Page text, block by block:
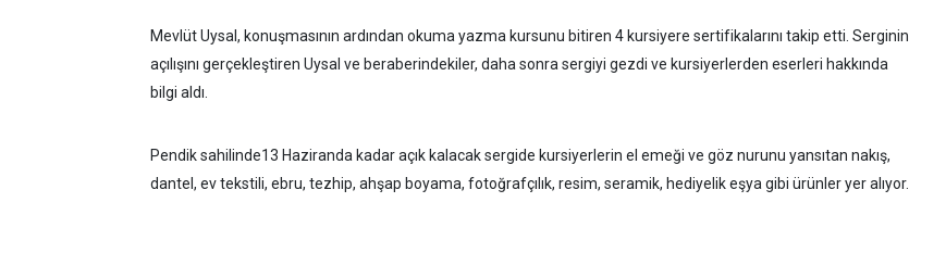
Mevlüt Uysal, konuşmasının ardından okuma yazma kursunu bitiren 4 kursiyere sertifikalarını takip etti. Serginin
açılışını gerçekleştiren Uysal ve beraberindekiler, daha sonra sergiyi gezdi ve kursiyerlerden eserleri hakkında
bilgi aldı.
Pendik sahilinde13 Haziranda kadar açık kalacak sergide kursiyerlerin el emeği ve göz nurunu yansıtan nakış,
dantel, ev tekstili, ebru, tezhip, ahşap boyama, fotoğrafçılık, resim, seramik, hediyelik eşya gibi ürünler yer alıyor.